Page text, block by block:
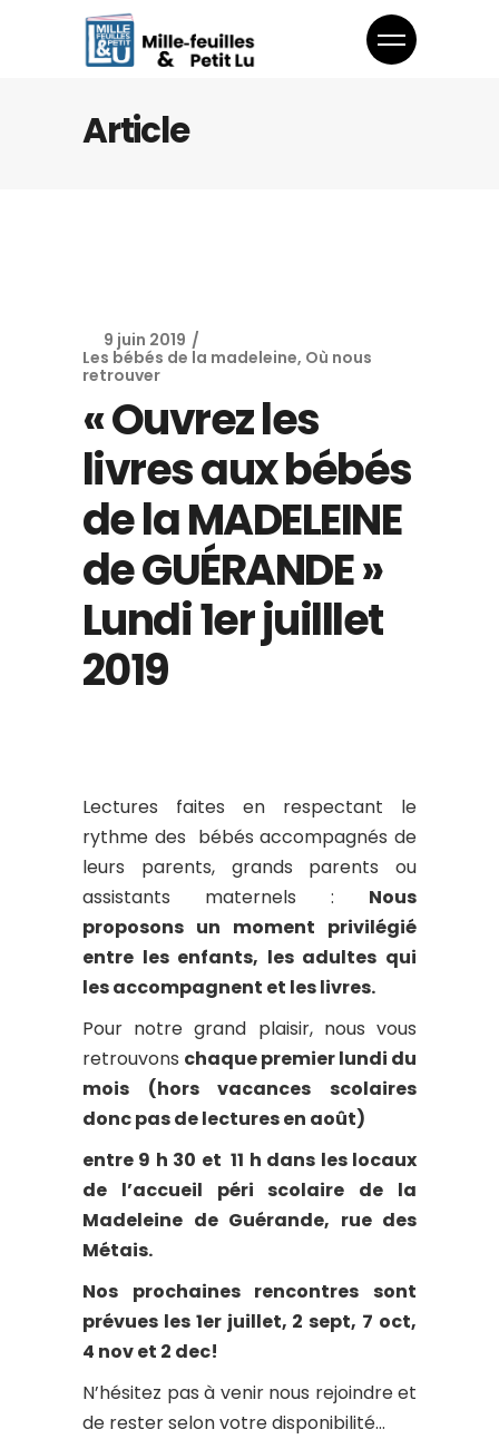
Article
9 juin 2019
Les bébés de la madeleine, Où nous
retrouver
« Ouvrez les
livres aux bébés
de la MADELEINE
de GUÉRANDE »
Lundi 1er juilllet
2019
Lectures faites en respectant le
rythme des bébés accompagnés de
leurs parents, grands parents ou
assistants maternels : Nous
proposons un moment privilégié
entre les enfants, les adultes qui
les accompagnent et les livres.
Pour notre grand plaisir, nous vous
retrouvons chaque premier lundi du
mois (hors vacances scolaires
donc pas de lectures en août)
entre 9 h 30 et 11 h dans les locaux
de l’accueil péri scolaire de la
Madeleine de Guérande, rue des
Métais.
Nos prochaines rencontres sont
prévues les 1er juillet, 2 sept, 7 oct,
4 nov et 2 dec!
N’hésitez pas à venir nous rejoindre et
de rester selon votre disponibilité…